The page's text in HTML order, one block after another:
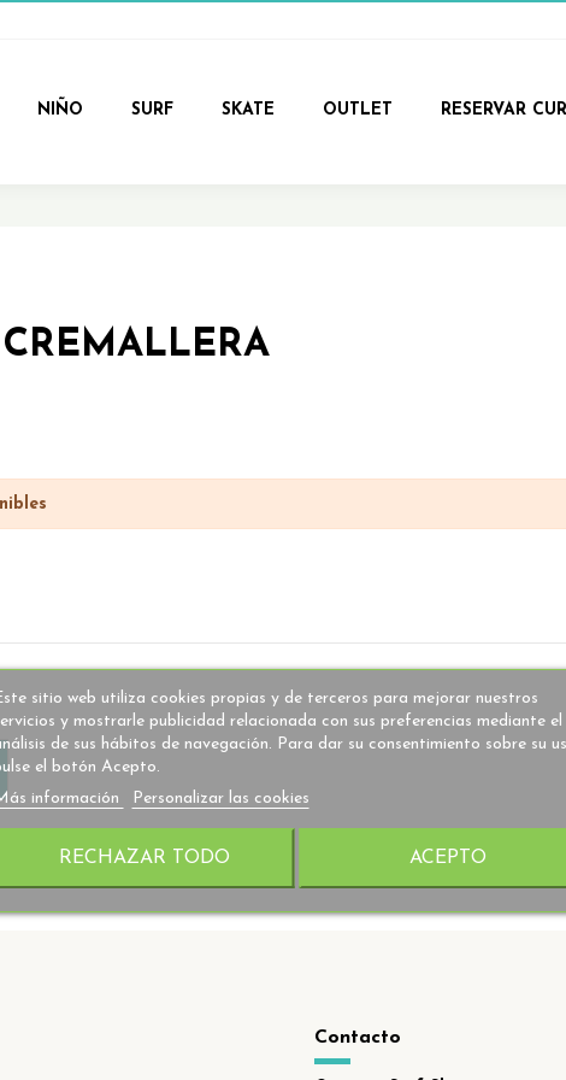
NIÑO SURF SKATE OUTLET RESERVAR
Contacto
sitio web utiliza cookies propias y de terceros para mejorar nuestros
y mostrarle publicidad relacionada con sus preferencias mediante el
de sus hábitos de navegación. Para dar su consentimiento sobre su
el botón Acepto.
información
Personalizar las cookies
RECHAZAR TODO ACEPTO